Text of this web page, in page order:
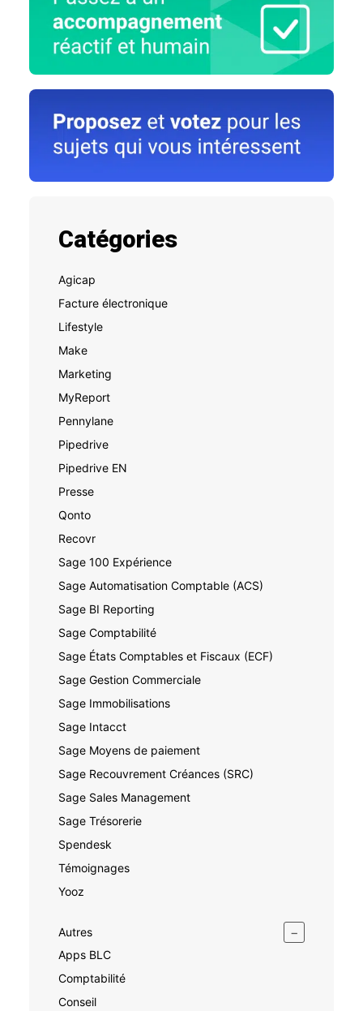
Catégories
Agicap
Facture électronique
Lifestyle
Make
Marketing
MyReport
Pennylane
Pipedrive
Pipedrive EN
Presse
Qonto
Recovr
Sage 100 Expérience
Sage Automatisation Comptable (ACS)
Sage BI Reporting
Sage Comptabilité
Sage États Comptables et Fiscaux (ECF)
Sage Gestion Commerciale
Sage Immobilisations
Sage Intacct
Sage Moyens de paiement
Sage Recouvrement Créances (SRC)
Sage Sales Management
Sage Trésorerie
Spendesk
Témoignages
Yooz
Autres −
Apps BLC
Comptabilité
Conseil